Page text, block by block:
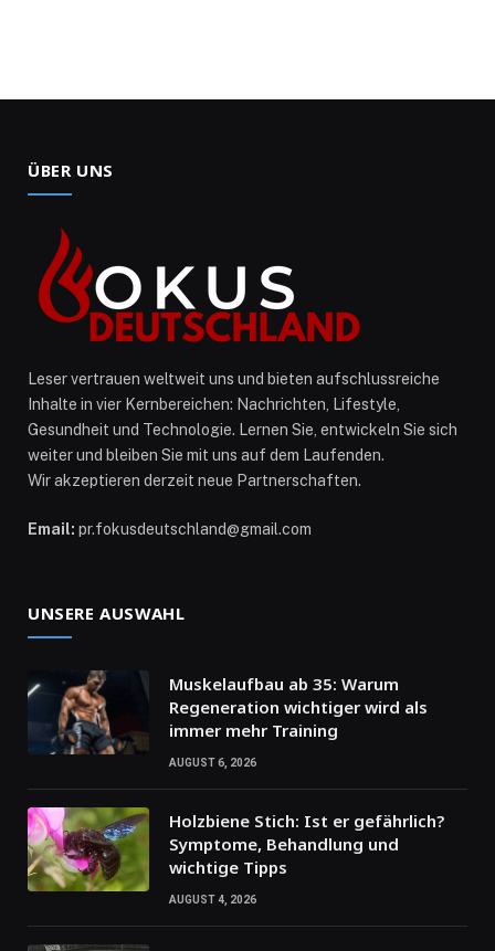
ÜBER UNS
Leser vertrauen weltweit uns und bieten aufschlussreiche
Inhalte in vier Kernbereichen: Nachrichten, Lifestyle,
Gesundheit und Technologie. Lernen Sie, entwickeln Sie sich
weiter und bleiben Sie mit uns auf dem Laufenden.
Wir akzeptieren derzeit neue Partnerschaften.
Email: pr.fokusdeutschland@gmail.com
UNSERE AUSWAHL
Muskelaufbau ab 35: Warum
Regeneration wichtiger wird als
immer mehr Training
AUGUST 6, 2026
Holzbiene Stich: Ist er gefährlich?
Symptome, Behandlung und
wichtige Tipps
AUGUST 4, 2026